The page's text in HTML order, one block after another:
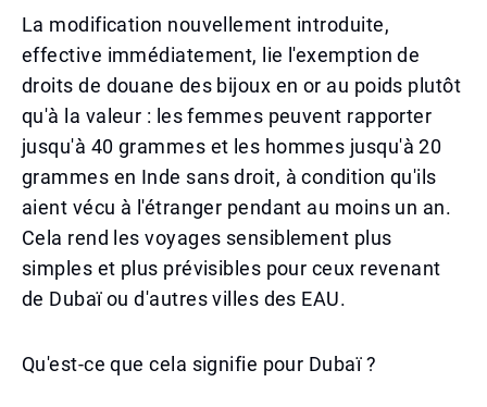
La modification nouvellement introduite,
effective immédiatement, lie l'exemption de
droits de douane des bijoux en or au poids plutôt
qu'à la valeur : les femmes peuvent rapporter
jusqu'à 40 grammes et les hommes jusqu'à 20
grammes en Inde sans droit, à condition qu'ils
aient vécu à l'étranger pendant au moins un an.
Cela rend les voyages sensiblement plus
simples et plus prévisibles pour ceux revenant
de Dubaï ou d'autres villes des EAU.
Qu'est-ce que cela signifie pour Dubaï ?